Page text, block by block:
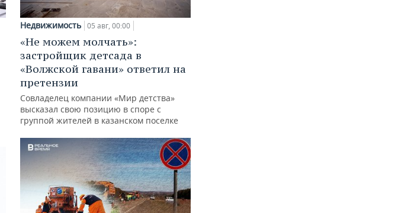
Недвижимость 05 авг, 00:00
«Не можем молчать»:
застройщик детсада в
«Волжской гавани» ответил на
претензии
Совладелец компании «Мир детства»
высказал свою позицию в споре с
группой жителей в казанском поселке